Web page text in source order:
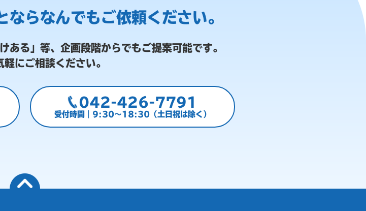
ならなんでもご依頼ください。
ある」等、 企画段階からでもご提案可能です。
にご相談ください。
042-426-7791
受付時間｜9:30～18:30（土日祝は除く）